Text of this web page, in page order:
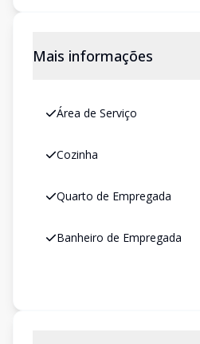
Mais informações
Área de Serviço
Cozinha
Quarto de Empregada
Banheiro de Empregada